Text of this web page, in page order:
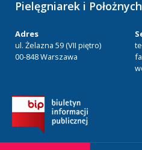
Pielęgniarek i Położnych
Adres
ul. Żelazna 59 (VII piętro)
00-848 Warszawa